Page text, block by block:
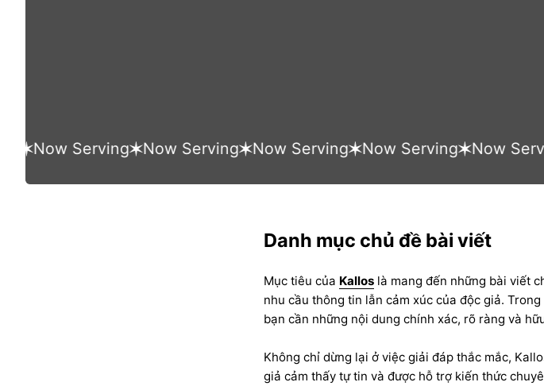
Now Serving Now Serving Now Serving Now Serving Now Serving
Danh mục chủ đề bài viết
Mục tiêu của Kallos là mang đến những bài viết
nhu cầu thông tin lẫn cảm xúc của độc giả.
bạn cần những nội dung chính xác, rõ ràng và
Không chỉ dừng lại ở việc giải đáp thắc mắc,
giả cảm thấy tự tin và được hỗ trợ kiến thức